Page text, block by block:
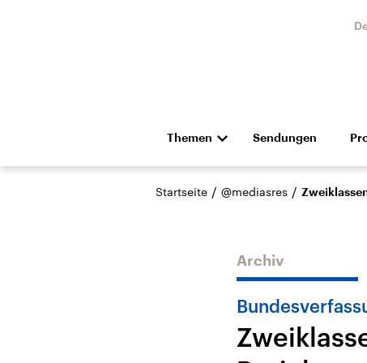
Themen
Die Nachrichten Politik
Hörspiel und Feature Musik
Landtagswahl Sachsen-
USA
Sendungen
Startseite / @mediasres /
Archiv